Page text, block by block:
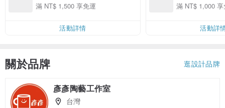
滿 NT$ 1,500 享免運
活動詳情
滿 NT$ 1,000
活動詳
關於品牌 逛設計品牌
彥彥陶藝工作室
台灣